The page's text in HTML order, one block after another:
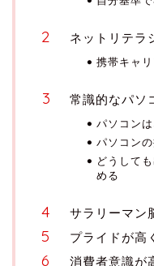
ネットリテラ
携帯キャ
常識的なパソ
パソコン
パソコン
どうして
める
サラリーマン
プライドが高
消費者意識が